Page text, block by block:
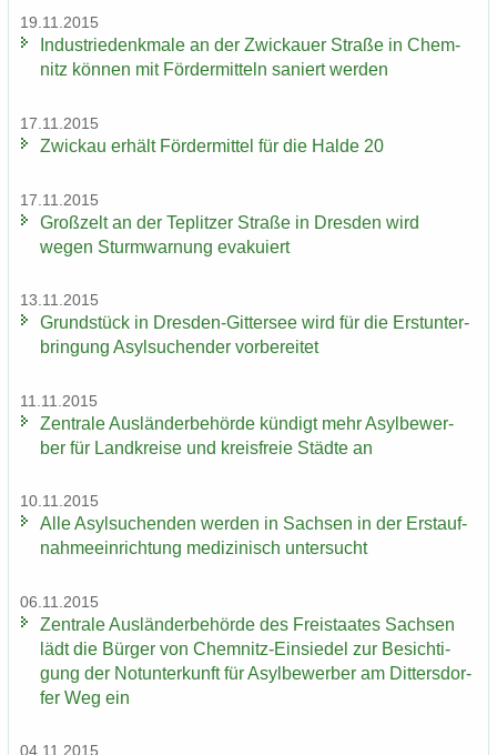
19.11.2015
In­dus­trie­denk­ma­le an der Zwi­ckau­er Stra­ße in Chem­
nitz kön­nen mit För­der­mit­teln sa­niert wer­den
17.11.2015
Zwi­ckau er­hält För­der­mit­tel für die Halde 20
17.11.2015
Groß­zelt an der Te­plit­zer Stra­ße in Dres­den wird
wegen Sturm­war­nung eva­ku­iert
13.11.2015
Grund­stück in Dresden-​Gittersee wird für die Erst­un­ter­
brin­gung Asyl­su­chen­der vor­be­rei­tet
11.11.2015
Zen­tra­le Aus­län­der­be­hör­de kün­digt mehr Asyl­be­wer­
ber für Land­krei­se und kreis­freie Städ­te an
10.11.2015
Alle Asyl­su­chen­den wer­den in Sach­sen in der Erst­auf­
nah­me­ein­rich­tung me­di­zi­nisch un­ter­sucht
06.11.2015
Zen­tra­le Aus­län­der­be­hör­de des Frei­staa­tes Sach­sen
lädt die Bür­ger von Chemnitz-​Einsiedel zur Be­sich­ti­
gung der Not­un­ter­kunft für Asyl­be­wer­ber am Dit­ters­dor­
fer Weg ein
04.11.2015